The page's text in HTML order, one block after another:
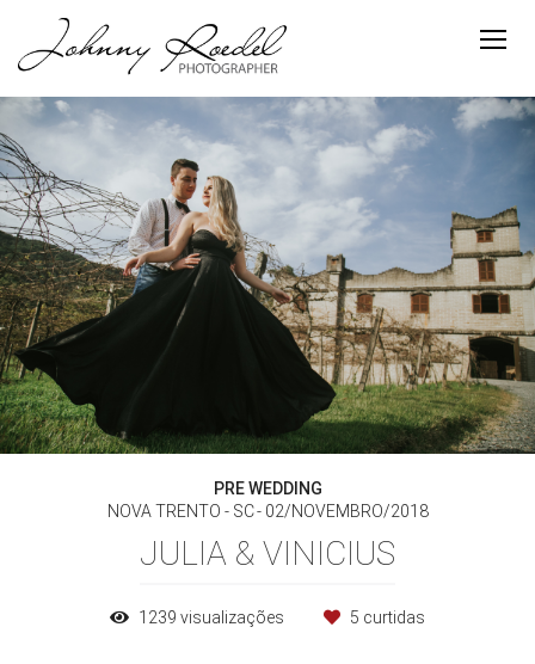
PRE WEDDING
NOVA TRENTO - SC
02/NOVEMBRO/2018
JULIA & VINICIUS
1239 visualizações 5 curtidas